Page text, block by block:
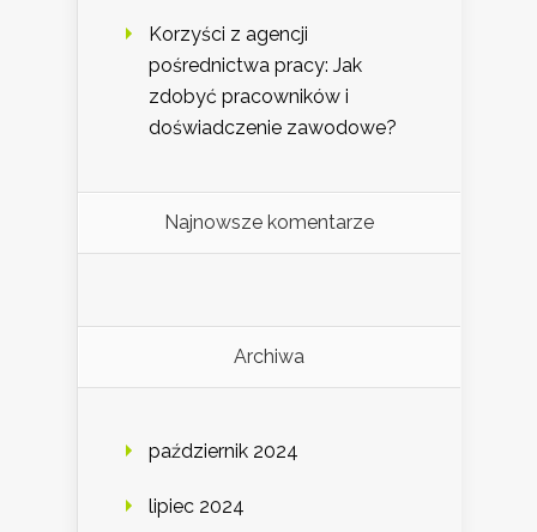
Korzyści z agencji
pośrednictwa pracy: Jak
zdobyć pracowników i
doświadczenie zawodowe?
Najnowsze komentarze
Archiwa
październik 2024
lipiec 2024